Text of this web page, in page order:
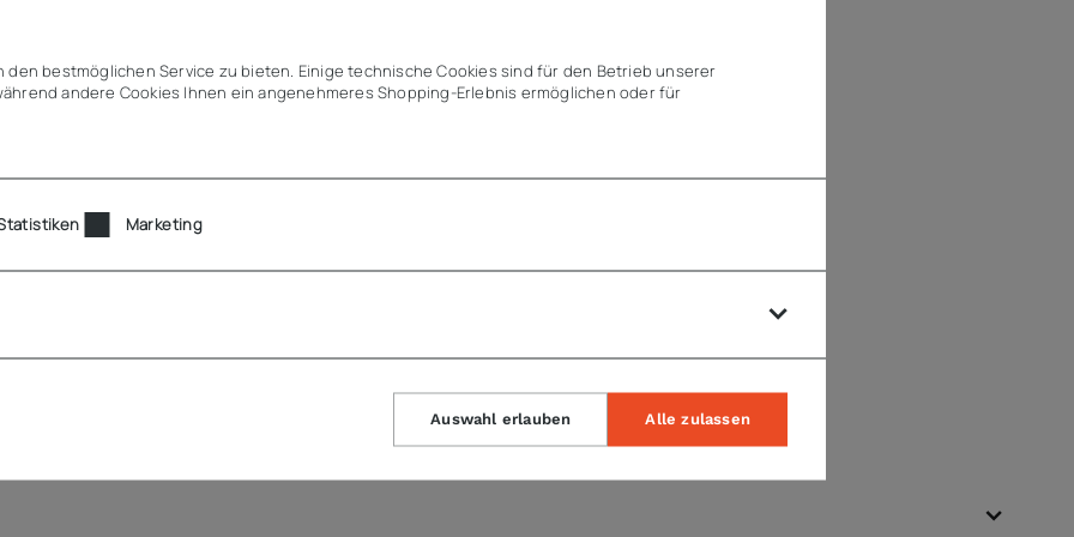
kleiner 90°)
Hängenbleiben
leicht zugänglich aufstellbar
kalter Luft bei Türöffnungen
optimale Hygiene
Gehäuse
den bestmöglichen Service zu bieten. Einige technische Cookies sind für den Betrieb unserer
andere Cookies Ihnen ein angenehmeres Shopping-Erlebnis ermöglichen oder für
Marketing
Auswahl erlauben Alle zulassen